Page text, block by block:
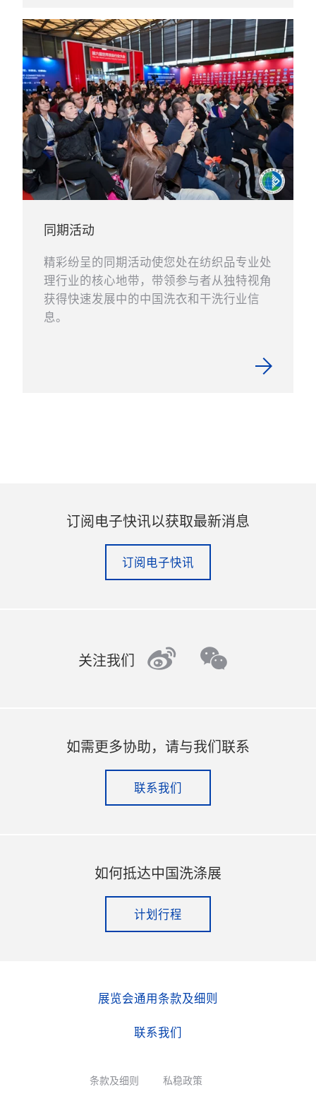
同期活动
精彩纷呈的同期活动使您处在纺织品专业处
理行业的核心地带，带领参与者从独特视角
获得快速发展中的中国洗衣和干洗行业信
息。
订阅电子快讯以获取最新消息
订阅电子快讯
关注我们 weibowechat
如需更多协助，请与我们联系
联系我们
如何抵达中国洗涤展
计划行程
展览会通用条款及细则
联系我们
条款及细则 私稳政策